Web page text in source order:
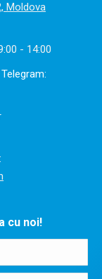
Moldova
- 14:00
cu noi!